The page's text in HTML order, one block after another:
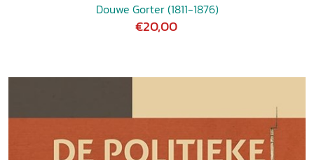
Douwe Gorter (1811-1876)
€20,00